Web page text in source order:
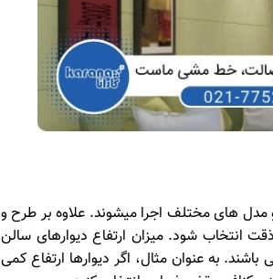
مدل های مختلف اجرا میشوند. علاوه بر طرح و
انتخاب شود. میزان ارتفاع دیوارهای سالن
به عنوان مثال، اگر دیوارها ارتفاع کمی